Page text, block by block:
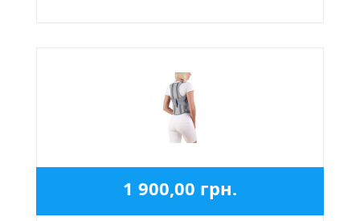
1 900,00 грн.